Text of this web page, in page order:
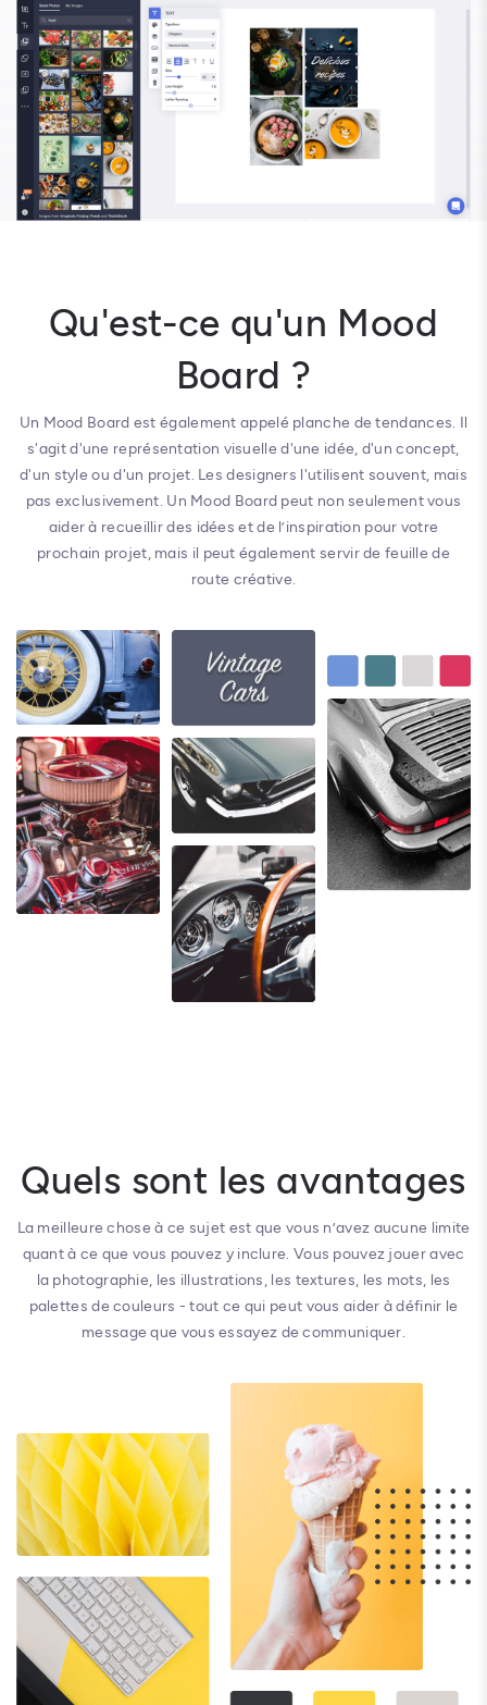
Qu'est-ce qu'un Mood
Board ?
Un Mood Board est également appelé planche de tendances. Il
s'agit d'une représentation visuelle d'une idée, d'un concept,
d'un style ou d'un projet. Les designers l'utilisent souvent, mais
pas exclusivement. Un Mood Board peut non seulement vous
aider à recueillir des idées et de l’inspiration pour votre
prochain projet, mais il peut également servir de feuille de
route créative.
Quels sont les avantages
La meilleure chose à ce sujet est que vous n’avez aucune limite
quant à ce que vous pouvez y inclure. Vous pouvez jouer avec
la photographie, les illustrations, les textures, les mots, les
palettes de couleurs - tout ce qui peut vous aider à définir le
message que vous essayez de communiquer.